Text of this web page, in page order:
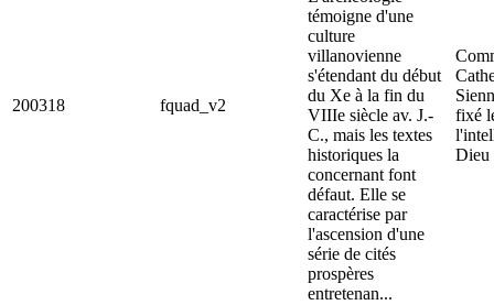
200318 fquad_v2
témoigne d'une
culture
villanovienne
s'étendant du début
du Xe à la fin du
VIIIe siècle av. J.-
C., mais les textes
historiques la
concernant font
défaut. Elle se
caractérise par
l'ascension d'une
série de cités
prospères
entretenan...
fixé
Dieu